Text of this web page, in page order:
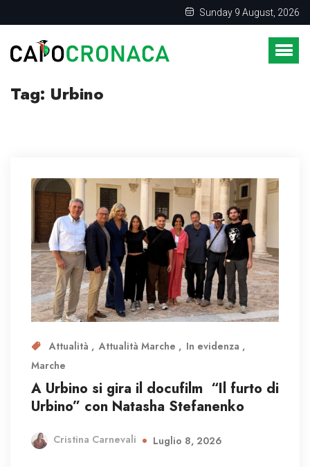
Sunday 9 August, 2026
Tag: Urbino
Attualità Attualità Marche
In evidenza
Marche
A Urbino si gira il docufilm “Il furto di
Urbino” con Natasha Stefanenko
Cristina Carnevali Luglio 8, 2026